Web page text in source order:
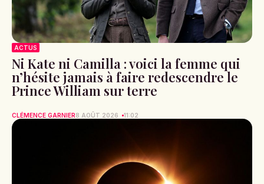
ACTUS
Ni Kate ni Camilla : voici la femme qui
n’hésite jamais à faire redescendre le
Prince William sur terre
CLÉMENCE GARNIER8 AOÛT 2026 11:02